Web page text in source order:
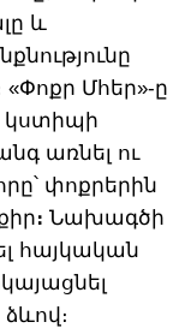
և
Մհեր»-ը
կստիպի
առնել ու
փոքրերին
։ Նախագծի
հայկական